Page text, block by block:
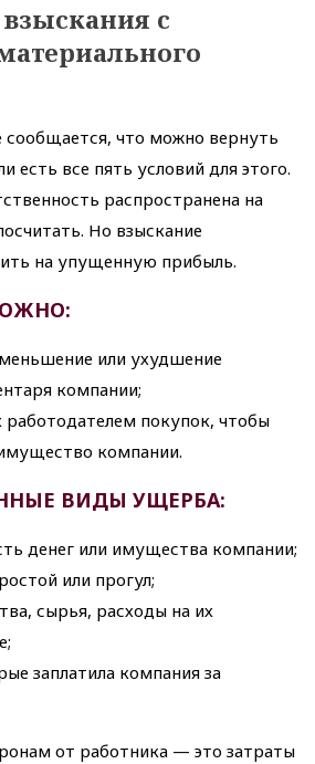
с
что можно вернуть
есть все пять условий для этого.
распространена на
Но взыскание
на упущенную прибыль.
или ухудшение
компании;
покупок, чтобы
компании.
ВИДЫ УЩЕРБА:
денег или имущества компании;
или прогул;
сырья, расходы на их
заплатила компания за
от работника — это затраты